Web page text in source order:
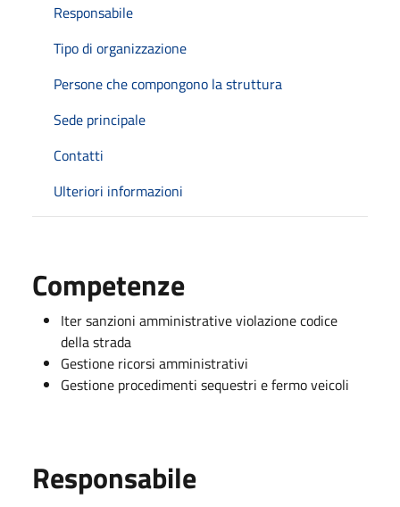
Responsabile
Tipo di organizzazione
Persone che compongono la struttura
Sede principale
Contatti
Ulteriori informazioni
Competenze
Iter sanzioni amministrative violazione codice
della strada
Gestione ricorsi amministrativi
Gestione procedimenti sequestri e fermo veicoli
Responsabile